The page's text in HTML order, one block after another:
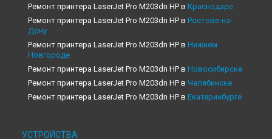
Ремонт принтера LaserJet Pro M203dn HP в Краснодаре
Ремонт принтера LaserJet Pro M203dn HP в Ростове-на-
Дону
Ремонт принтера LaserJet Pro M203dn HP в Нижнем
Новгороде
Ремонт принтера LaserJet Pro M203dn HP в Новосибирске
Ремонт принтера LaserJet Pro M203dn HP в Челябинске
Ремонт принтера LaserJet Pro M203dn HP в Екатеринбурге
УСТРОЙСТВА